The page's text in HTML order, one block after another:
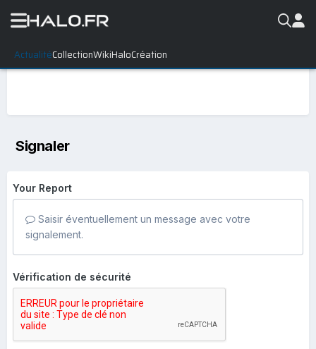
ActualitéCollectionWikiHaloCréation
Signaler
Your Report
Saisir éventuellement un message avec votre
signalement.
Vérification de sécurité